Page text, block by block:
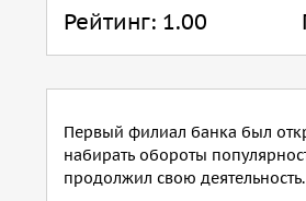
Рейтинг: 1.00
Первый филиал банка был
набирать обороты
продолжил свою